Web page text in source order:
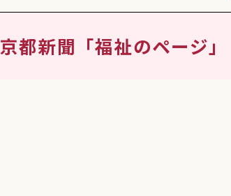
京都新聞「福祉のページ」